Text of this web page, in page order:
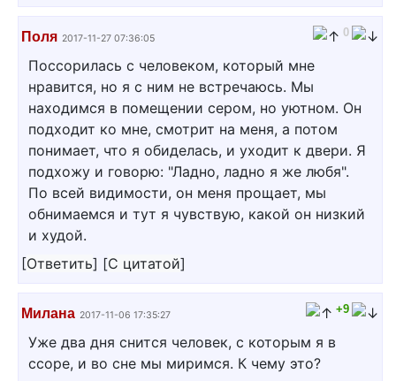
Поля 2017-11-27 07:36:05 0
Поссорилась с человеком, который мне
нравится, но я с ним не встречаюсь. Мы
находимся в помещении сером, но уютном. Он
подходит ко мне, смотрит на меня, а потом
понимает, что я обиделась, и уходит к двери. Я
подхожу и говорю: "Ладно, ладно я же любя".
По всей видимости, он меня прощает, мы
обнимаемся и тут я чувствую, какой он низкий
и худой.
[Ответить] [С цитатой]
Милана 2017-11-06 17:35:27 +9
Уже два дня снится человек, с которым я в
ссоре, и во сне мы миримся. К чему это?